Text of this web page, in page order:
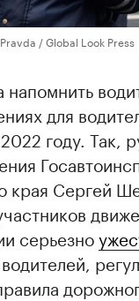
/ Global Look Press
для
году. Так,
края Сергей
серьезно